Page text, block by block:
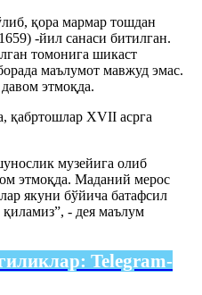
қора мармар тошдан
-йил санаси битилган.
томонига шикаст
маълумот мавжуд эмас.
этмоқда.
қабртошлар ХVII асрга
музейига олиб
этмоқда. Маданий мерос
якуни бўйича батафсил
- дея маълум
Telegram-